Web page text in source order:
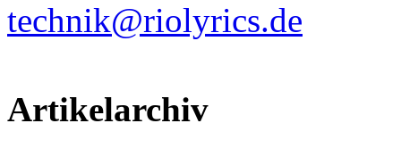
technik@riolyrics.de
Artikelarchiv